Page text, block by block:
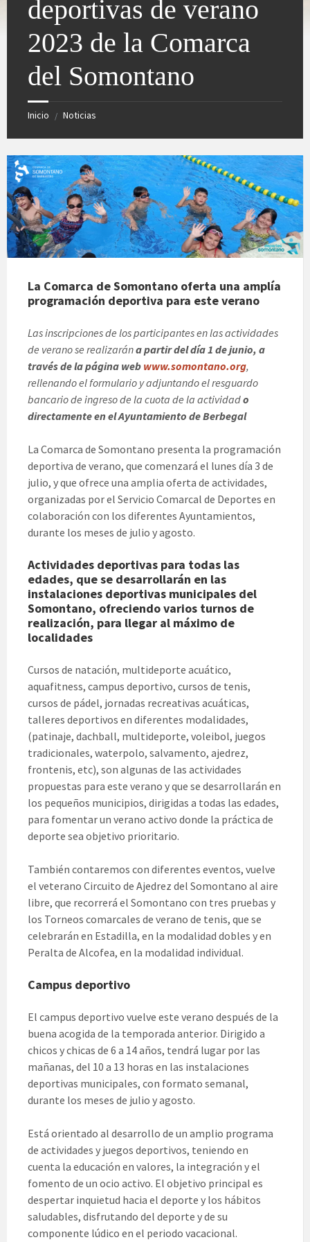
deportivas de verano
2023 de la Comarca
del Somontano
Inicio / Noticias
La Comarca de Somontano oferta una amplía
programación deportiva para este verano
Las inscripciones de los participantes en las actividades
de verano se realizarána partir del día 1 de junio, a
través de la página web www.somontano.org,
rellenando el formulario y adjuntando el resguardo
bancario de ingreso de la cuota de la actividado
directamente en el Ayuntamiento de Berbegal
La Comarca de Somontano presenta la programación
deportiva de verano, que comenzará el lunes día 3 de
julio, y que ofrece una amplia oferta de actividades,
organizadas por el Servicio Comarcal de Deportes en
colaboración con los diferentes Ayuntamientos,
durante los meses de julio y agosto.
Actividades deportivas para todas las
edades, que se desarrollarán en las
instalaciones deportivas municipales del
Somontano, ofreciendo varios turnos de
realización, para llegar al máximo de
localidades
Cursos de natación, multideporte acuático,
aquafitness, campus deportivo, cursos de tenis,
cursos de pádel, jornadas recreativas acuáticas,
talleres deportivos en diferentes modalidades,
(patinaje, dachball, multideporte, voleibol, juegos
tradicionales, waterpolo, salvamento, ajedrez,
frontenis, etc), son algunas de las actividades
propuestas para este verano y que se desarrollarán en
los pequeños municipios, dirigidas a todas las edades,
para fomentar un verano activo donde la práctica de
deporte sea objetivo prioritario.
También contaremos con diferentes eventos, vuelve
el veterano Circuito de Ajedrez del Somontano al aire
libre, que recorrerá el Somontano con tres pruebas y
los Torneos comarcales de verano de tenis, que se
celebrarán en Estadilla, en la modalidad dobles y en
Peralta de Alcofea, en la modalidad individual.
Campus deportivo
El campus deportivo vuelve este verano después de la
buena acogida de la temporada anterior. Dirigido a
chicos y chicas de 6 a 14 años, tendrá lugar por las
mañanas, del 10 a 13 horas en las instalaciones
deportivas municipales, con formato semanal,
durante los meses de julio y agosto.
Está orientado al desarrollo de un amplio programa
de actividades y juegos deportivos, teniendo en
cuenta la educación en valores, la integración y el
fomento de un ocio activo. El objetivo principal es
despertar inquietud hacia el deporte y los hábitos
saludables, disfrutando del deporte y de su
componente lúdico en el periodo vacacional.